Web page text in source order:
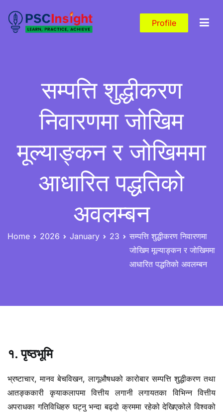
content
Profile
सम्पत्ति शुद्धीकरण
निवारणमा जोखिम
मूल्याङ्कन र जोखिममा
आधारित पद्धतिको
अवलम्बन
Home 2026 January 23
सम्पत्ति शुद्धीकरण निवारणमा
जोखिम मूल्याङ्कन र जोखिममा
आधारित पद्धतिको अवलम्बन
१. पृष्ठभूमि
भ्रष्टाचार, मानव बेचविखन, लागूऔषधको कारोबार सम्पत्ति शुद्धीकरण तथा
आतङ्ककारी कृयाकलापमा वित्तीय लगानी लगायतका विभिन्न वित्तीय
अपराधका गतिविधिहरु घट्नु भन्दा बढ्दो क्रममा रहेको देखिएकोले विश्वको